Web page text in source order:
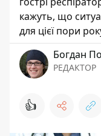
кажуть, що
для цієї пори
Богдан
РЕДАКТОР
👍